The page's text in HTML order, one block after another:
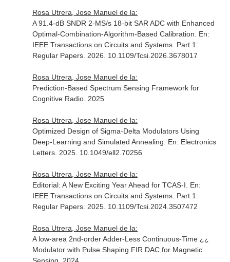
Rosa Utrera, Jose Manuel de la:
A 91.4-dB SNDR 2-MS/s 18-bit SAR ADC with Enhanced
Optimal-Combination-Algorithm-Based Calibration. En:
IEEE Transactions on Circuits and Systems. Part 1:
Regular Papers. 2026. 10.1109/Tcsi.2026.3678017
Rosa Utrera, Jose Manuel de la:
Prediction-Based Spectrum Sensing Framework for
Cognitive Radio. 2025
Rosa Utrera, Jose Manuel de la:
Optimized Design of Sigma-Delta Modulators Using
Deep-Learning and Simulated Annealing. En: Electronics
Letters. 2025. 10.1049/ell2.70256
Rosa Utrera, Jose Manuel de la:
Editorial: A New Exciting Year Ahead for TCAS-I. En:
IEEE Transactions on Circuits and Systems. Part 1:
Regular Papers. 2025. 10.1109/Tcsi.2024.3507472
Rosa Utrera, Jose Manuel de la:
A low-area 2nd-order Adder-Less Continuous-Time ¿¿
Modulator with Pulse Shaping FIR DAC for Magnetic